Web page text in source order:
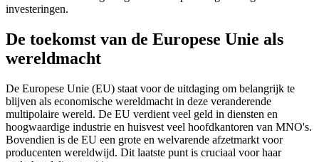
investeringen.
De toekomst van de Europese Unie als
wereldmacht
De Europese Unie (EU) staat voor de uitdaging om belangrijk te
blijven als economische wereldmacht in deze veranderende
multipolaire wereld. De EU verdient veel geld in diensten en
hoogwaardige industrie en huisvest veel hoofdkantoren van MNO's.
Bovendien is de EU een grote en welvarende afzetmarkt voor
producenten wereldwijd. Dit laatste punt is cruciaal voor haar